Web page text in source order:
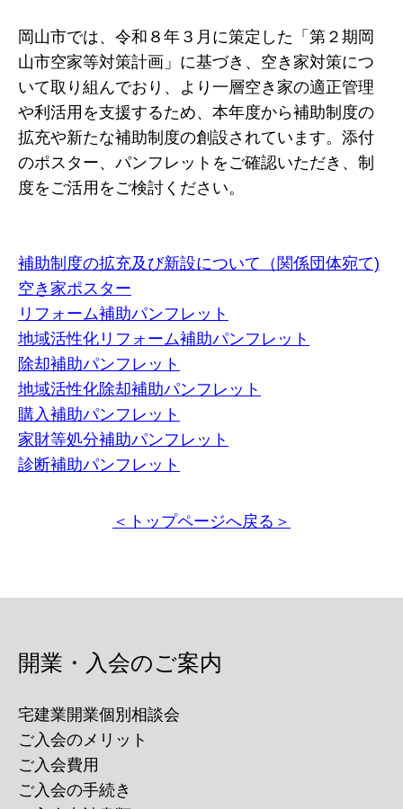
岡山市では、令和８年３月に策定した「第２期岡
山市空家等対策計画」に基づき、空き家対策につ
いて取り組んでおり、より一層空き家の適正管理
や利活用を支援するため、本年度から補助制度の
拡充や新たな補助制度の創設されています。添付
のポスター、パンフレットをご確認いただき、制
度をご活用をご検討ください。
補助制度の拡充及び新設について（関係団体宛て)
空き家ポスター
リフォーム補助パンフレット
地域活性化リフォーム補助パンフレット
除却補助パンフレット
地域活性化除却補助パンフレット
購入補助パンフレット
家財等処分補助パンフレット
診断補助パンフレット
＜トップページへ戻る＞
開業・入会のご案内
宅建業開業個別相談会
ご入会のメリット
ご入会費用
ご入会の手続き